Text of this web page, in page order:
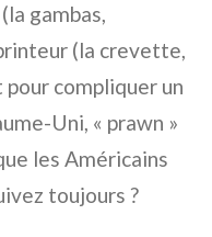
gambas,
(la crevette,
compliquer un
Uni, « prawn »
les Américains
toujours ?